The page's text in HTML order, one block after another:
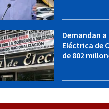
Demandan
Eléctrica de
de 802